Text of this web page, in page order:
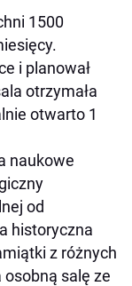
1500
i planował
otrzymała
otwarto 1
naukowe
od
historyczna
z różnych
salę ze